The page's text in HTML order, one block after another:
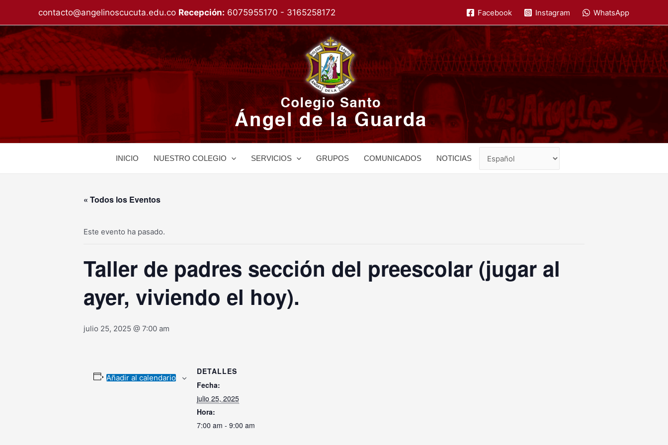
contenido
contacto@angelinoscucuta.edu.co Recepción: 6075955170 - 3165258172 Facebook Instagram WhatsApp
INICIO NUESTRO COLEGIO SERVICIOS GRUPOS COMUNICADOS NOTICIAS
« Todos los Eventos
Este evento ha pasado.
Taller de padres sección del preescolar (jugar al
ayer, viviendo el hoy).
julio 25, 2025 @ 7:00 am
Añadir al calendario
DETALLES
Fecha:
julio 25, 2025
Hora:
7:00 am - 9:00 am